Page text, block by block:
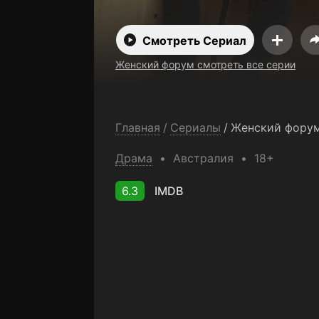
Смотреть Сериал
Женский форум смотреть все серии
Главная / Сериалы / Женский
Драма Австралия 18+
6.3 IMDB